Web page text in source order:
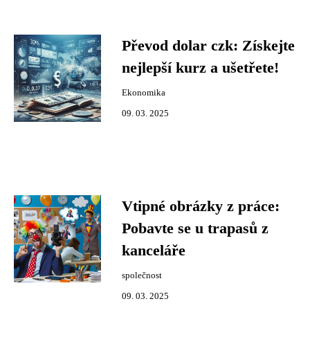
Převod dolar czk: Získejte
nejlepší kurz a ušetřete!
Ekonomika
09. 03. 2025
Vtipné obrázky z práce:
Pobavte se u trapasů z
kanceláře
společnost
09. 03. 2025